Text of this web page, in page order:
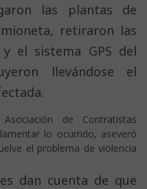
las plantas de
retiraron las
el sistema GPS del
llevándose el
de Contratistas
lo ocurrido, aseveró
el problema de violencia
dan cuenta de que